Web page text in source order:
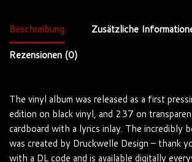
Beschreibung
Zusätzliche
Rezensionen (0)
The vinyl album was released as a first
edition on black vinyl, and 237 on
cardboard with a lyrics inlay. The incredibly
was created by Druckwelle Design – thank
with a DL code and is available digitally